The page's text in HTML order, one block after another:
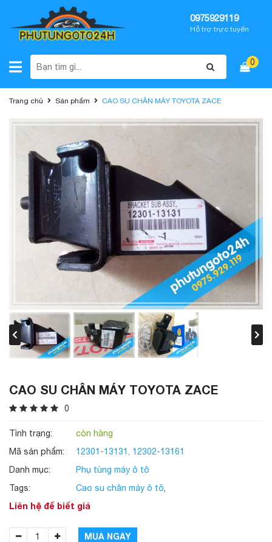
0975929119
Hỗ trợ trực tuyến
0
Trang chủ Sản phẩm CAO SU CHÂN MÁY TOYOTA ZACE
CAO SU CHÂN MÁY TOYOTA ZACE
0
Tình trạng:
còn hàng
Mã sản phẩm:
12301-13131, 12302-13161
Danh mục:
Phụ tùng máy ô tô
Tags:
Cao su chân máy ô tô,
Liên hệ để biết giá
MUA NGAY